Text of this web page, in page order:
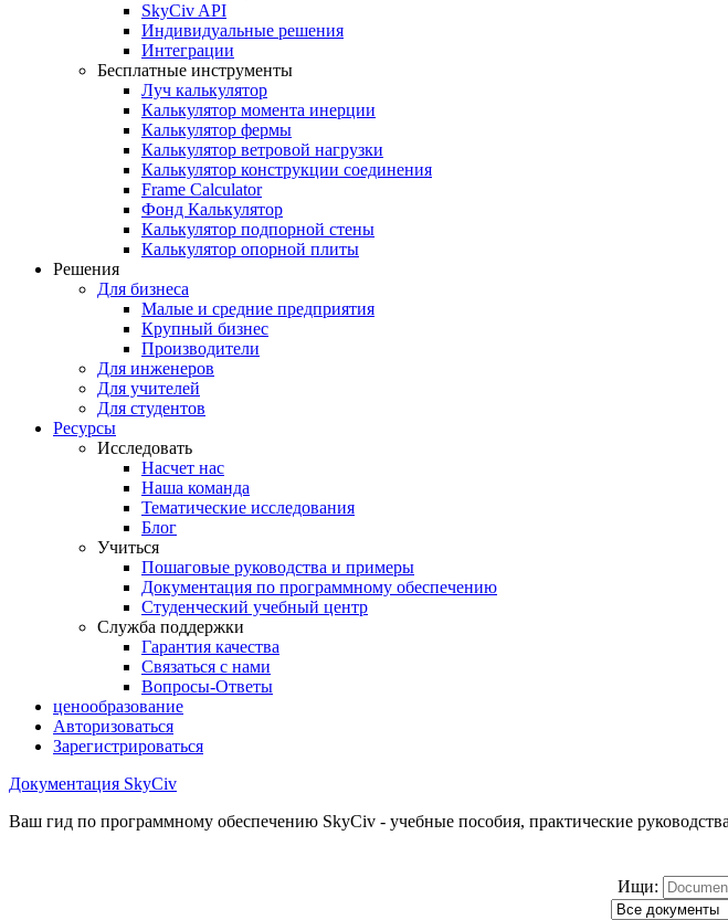
SkyCiv API
Индивидуальные решения
Интеграции
Бесплатные инструменты
Луч калькулятор
Калькулятор момента инерции
Калькулятор фермы
Калькулятор ветровой нагрузки
Калькулятор конструкции соединения
Frame Calculator
Фонд Калькулятор
Калькулятор подпорной стены
Калькулятор опорной плиты
Решения
Для бизнеса
Малые и средние предприятия
Крупный бизнес
Производители
Для инженеров
Для учителей
Для студентов
Ресурсы
Исследовать
Насчет нас
Наша команда
Тематические исследования
Блог
Учиться
Пошаговые руководства и примеры
Документация по программному обеспечению
Студенческий учебный центр
Служба поддержки
Гарантия качества
Связаться с нами
Вопросы-Ответы
ценообразование
Авторизоваться
Зарегистрироваться
Документация SkyCiv
Ваш гид по программному обеспечению SkyCiv - учебные пособия, практические
Ищи: